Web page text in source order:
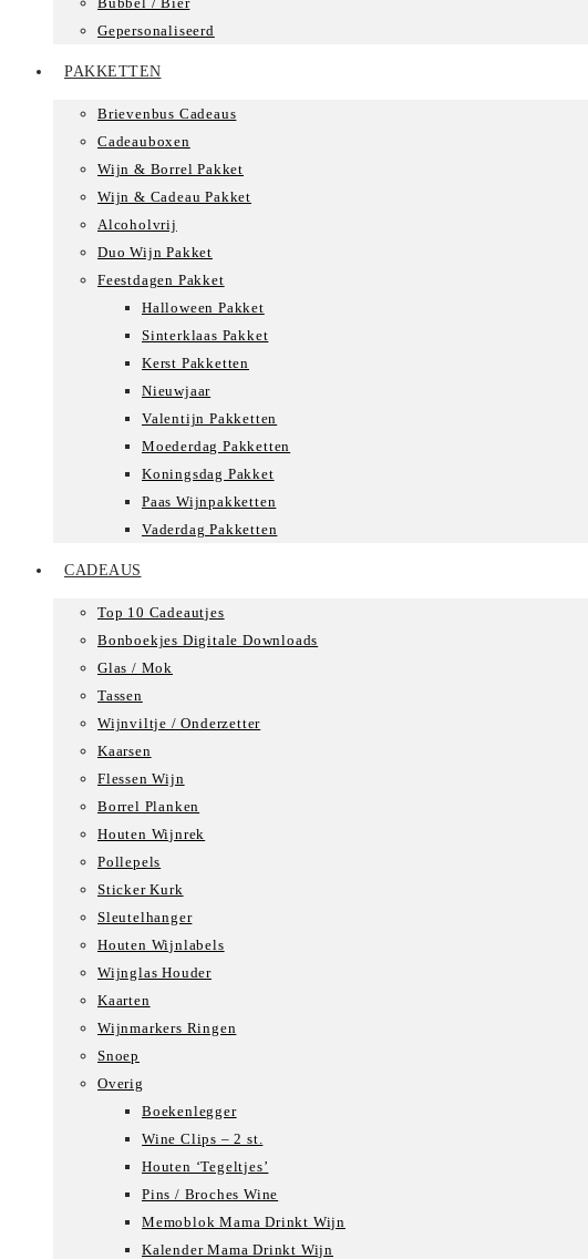
Gepersonaliseerd
PAKKETTEN
Brievenbus Cadeaus
Cadeauboxen
Wijn & Borrel Pakket
Wijn & Cadeau Pakket
Alcoholvrij
Duo Wijn Pakket
Feestdagen Pakket
Halloween Pakket
Sinterklaas Pakket
Kerst Pakketten
Nieuwjaar
Valentijn Pakketten
Moederdag Pakketten
Koningsdag Pakket
Paas Wijnpakketten
Vaderdag Pakketten
CADEAUS
Top 10 Cadeautjes
Bonboekjes Digitale Downloads
Glas / Mok
Tassen
Wijnviltje / Onderzetter
Kaarsen
Flessen Wijn
Borrel Planken
Houten Wijnrek
Pollepels
Sticker Kurk
Sleutelhanger
Houten Wijnlabels
Wijnglas Houder
Kaarten
Wijnmarkers Ringen
Snoep
Overig
Boekenlegger
Wine Clips – 2 st.
Houten ‘Tegeltjes’
Pins / Broches Wine
Memoblok Mama Drinkt Wijn
Kalender Mama Drinkt Wijn